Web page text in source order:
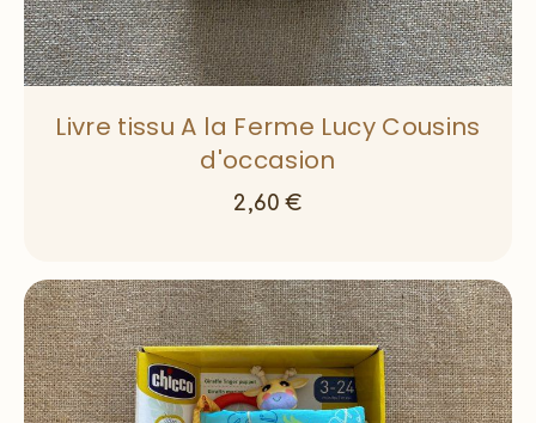
Livre tissu A la Ferme Lucy Cousins
d'occasion
2,60 €